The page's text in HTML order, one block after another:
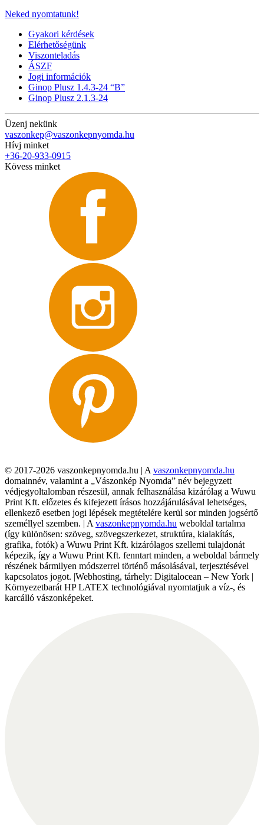
Neked nyomtatunk!
Gyakori kérdések
Elérhetőségünk
Viszonteladás
ÁSZF
Jogi információk
Ginop Plusz 1.4.3-24 “B”
Ginop Plusz 2.1.3-24
Üzenj nekünk
vaszonkep@vaszonkepnyomda.hu
Hívj minket
+36-20-933-0915
Kövess minket
© 2017-2026 vaszonkepnyomda.hu | A vaszonkepnyomda.hu
domainnév, valamint a „Vászonkép Nyomda” név bejegyzett
védjegyoltalomban részesül, annak felhasználása kizárólag a Wuwu
Print Kft. előzetes és kifejezett írásos hozzájárulásával lehetséges,
ellenkező esetben jogi lépések megtételére kerül sor minden jogsértő
személlyel szemben. | A vaszonkepnyomda.hu weboldal tartalma
(így különösen: szöveg, szövegszerkezet, struktúra, kialakítás,
grafika, fotók) a Wuwu Print Kft. kizárólagos szellemi tulajdonát
képezik, így a Wuwu Print Kft. fenntart minden, a weboldal bármely
részének bármilyen módszerrel történő másolásával, terjesztésével
kapcsolatos jogot. |Webhosting, tárhely: Digitalocean – New York |
Környezetbarát HP LATEX technológiával nyomtatjuk a víz-, és
karcálló vászonképeket.